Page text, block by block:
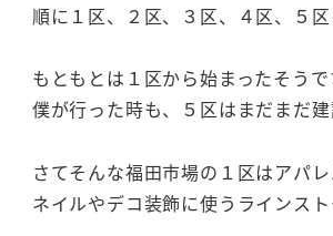
順に１区、２区、３区、４区、５区
もともとは１区から始まったそう
僕が行った時も、５区はまだまだ
さてそんな福田市場の１区はアパ
ネイルやデコ装飾に使うラインス